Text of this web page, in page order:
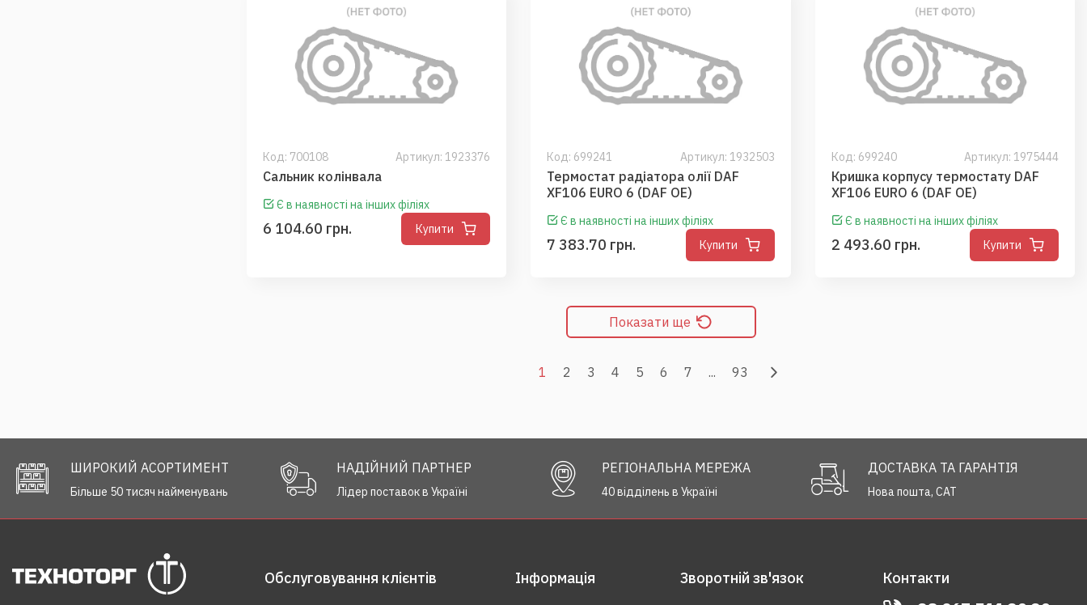
Код: 700108 Артикул: 1923376
Сальник колінвала
Є в наявності на інших філіях
6 104.60 грн. Купити
Код: 699241 Артикул: 1932503
Термостат радіатора олії DAF
XF106 EURO 6 (DAF OE)
Є в наявності на інших філіях
7 383.70 грн. Купити
Код: 699240 Артикул: 1975444
Кришка корпусу термостату DAF
XF106 EURO 6 (DAF OE)
Є в наявності на інших філіях
2 493.60 грн. Купити
Показати ще
1 2 3 4 5 6 7 ... 93
ШИРОКИЙ АСОРТИМЕНТ
Більше 50 тисяч найменувань
НАДІЙНИЙ ПАРТНЕР
Лідер поставок в Україні
РЕГІОНАЛЬНА МЕРЕЖА
40 відділень в Україні
ДОСТАВКА ТА ГАРАНТІЯ
Нова пошта, САТ
Обслуговування клієнтів Інформація Зворотній зв'язок Контакти